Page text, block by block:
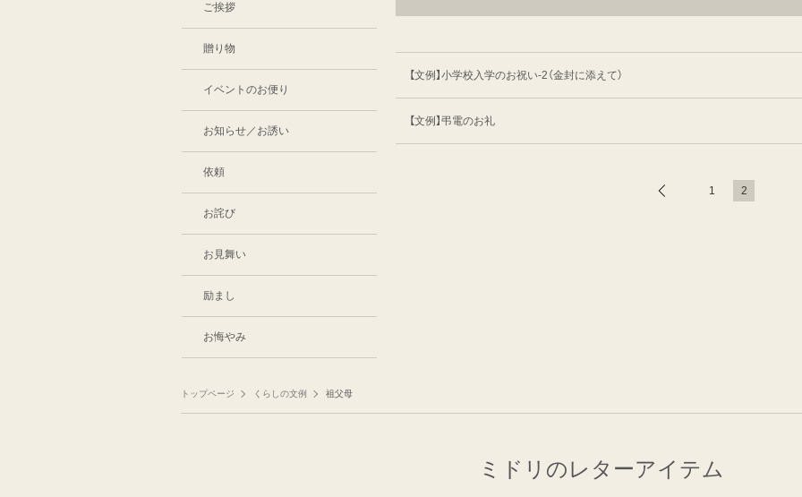
【文例】小学校入学のお祝い-2（金封に添えて）
【文例】弔電のお礼
1 2
ご挨拶
贈り物
イベントのお便り
お知らせ／お誘い
依頼
お詫び
お見舞い
励まし
お悔やみ
トップページ くらしの文例 祖父母
ミドリのレターアイテム